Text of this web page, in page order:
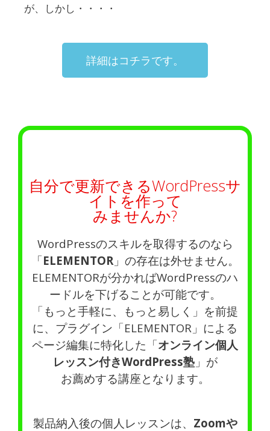
が、しかし・・・・
詳細はコチラです。
自分で更新できるWordPressサ
イトを作って
みませんか?
WordPressのスキルを取得するのなら
「ELEMENTOR」の存在は外せません。
ELEMENTORが分かればWordPressのハ
ードルを下げることが可能です。
「もっと手軽に、もっと易しく」を前提
に、プラグイン「ELEMENTOR」による
ページ編集に特化した「オンライン個人
レッスン付きWordPress塾」が
お薦めする講座となります。
製品納入後の個人レッスンは、 Zoomや